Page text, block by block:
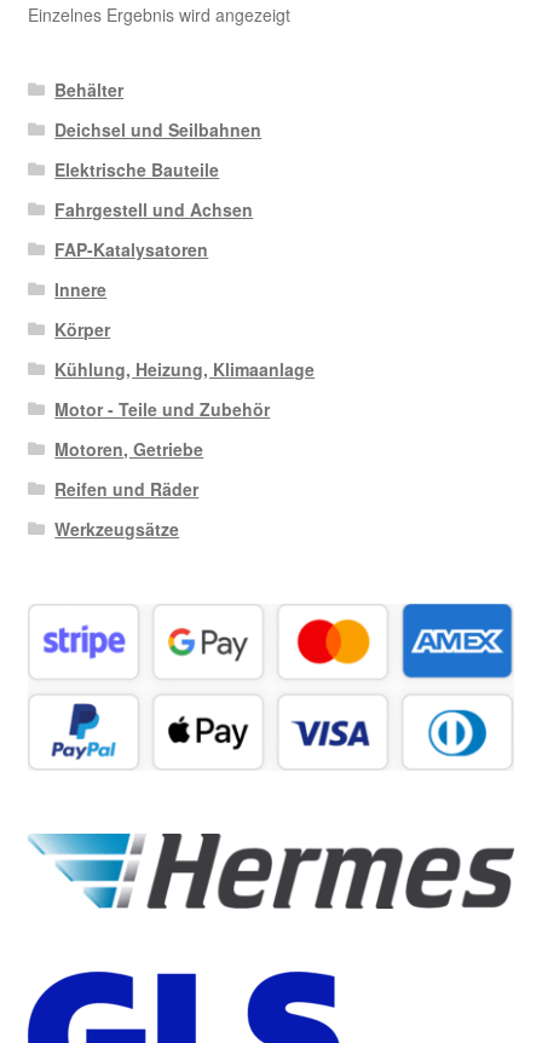
Einzelnes Ergebnis wird angezeigt
Behälter
Deichsel und Seilbahnen
Elektrische Bauteile
Fahrgestell und Achsen
FAP-Katalysatoren
Innere
Körper
Kühlung, Heizung, Klimaanlage
Motor - Teile und Zubehör
Motoren, Getriebe
Reifen und Räder
Werkzeugsätze